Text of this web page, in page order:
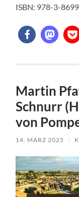
ISBN: 978-3-
Martin
Schnurr
von
14. MÄRZ 2025 /